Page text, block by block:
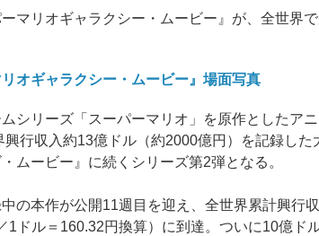
マリオギャラクシー・ムービー』が、全世界
オギャラクシー・ムービー』場面写真
シリーズ「スーパーマリオ」を原作としたアニ
行収入約13億ドル（約2000億円）を記録した
ムービー』に続くシリーズ第2弾となる。
の本作が公開11週目を迎え、全世界累計興行
1ドル＝160.32円換算）に到達。ついに10億ド